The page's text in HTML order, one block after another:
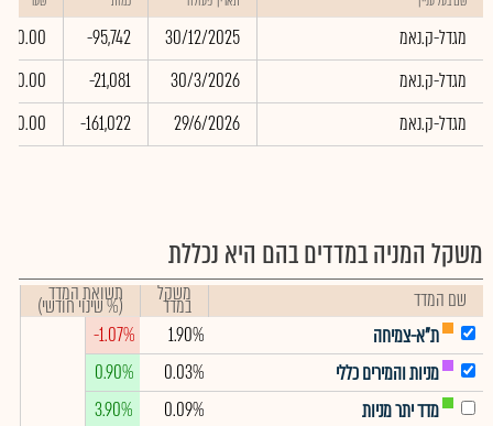
מגדל-ק.נאמ 30/12/2025
-95,742
0.00
מגדל-ק.נאמ
30/3/2026
-21,081
0.00
מגדל-ק.נאמ
29/6/2026
-161,022
0.00
משקל המניה במדדים בהם היא נכללת
שם המדד משקל
במדד תשואת המדד
(% שינוי חודשי)
ת"א-צמיחה
1.90%
-1.07%
מניות והמירים כללי
0.03%
0.90%
מדד יתר מניות
0.09%
3.90%